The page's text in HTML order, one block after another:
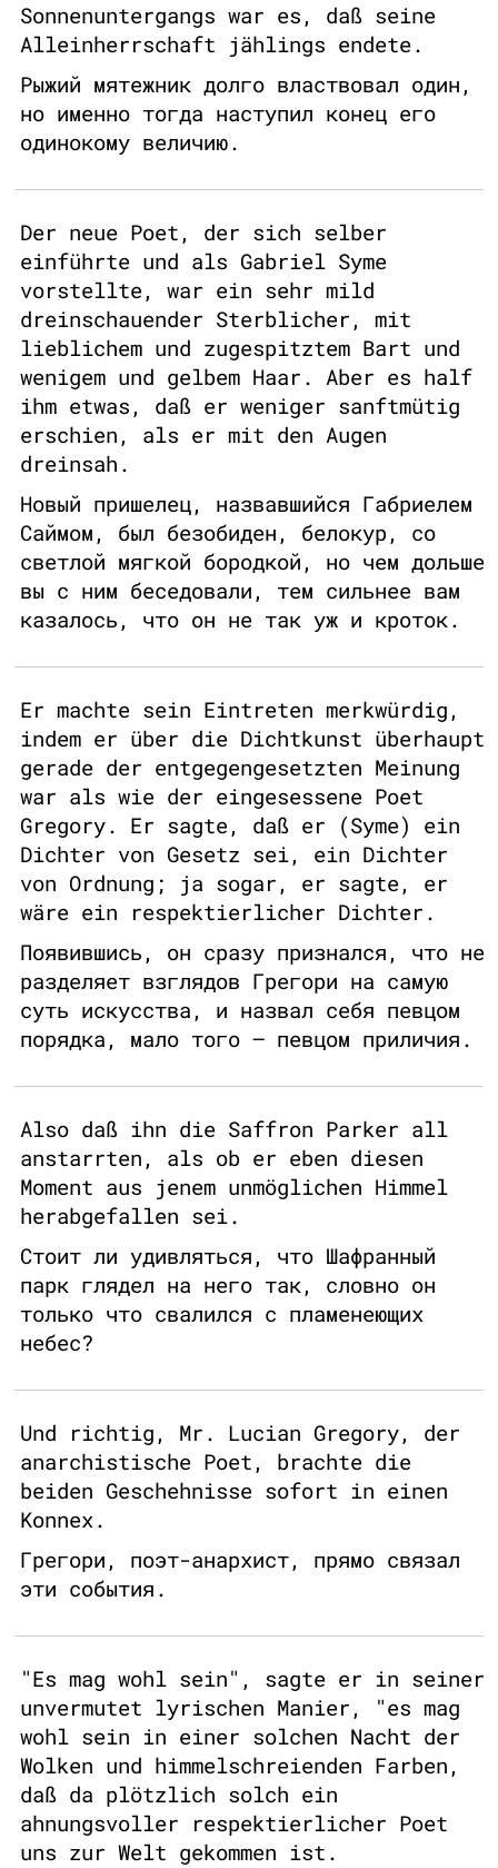
Sonnenuntergangs war es, daß seine
Alleinherrschaft jählings endete.
Рыжий мятежник долго властвовал один,
но именно тогда наступил конец его
одинокому величию.
Der neue Poet, der sich selber
einführte und als Gabriel Syme
vorstellte, war ein sehr mild
dreinschauender Sterblicher, mit
lieblichem und zugespitztem Bart und
wenigem und gelbem Haar. Aber es half
ihm etwas, daß er weniger sanftmütig
erschien, als er mit den Augen
dreinsah.
Новый пришелец, назвавшийся Габриелем
Саймом, был безобиден, белокур, со
светлой мягкой бородкой, но чем дольше
вы с ним беседовали, тем сильнее вам
казалось, что он не так уж и кроток.
Er machte sein Eintreten merkwürdig,
indem er über die Dichtkunst überhaupt
gerade der entgegengesetzten Meinung
war als wie der eingesessene Poet
Gregory. Er sagte, daß er (Syme) ein
Dichter von Gesetz sei, ein Dichter
von Ordnung; ja sogar, er sagte, er
wäre ein respektierlicher Dichter.
Появившись, он сразу признался, что не
разделяет взглядов Грегори на самую
суть искусства, и назвал себя певцом
порядка, мало того – певцом приличия.
Also daß ihn die Saffron Parker all
anstarrten, als ob er eben diesen
Moment aus jenem unmöglichen Himmel
herabgefallen sei.
Стоит ли удивляться, что Шафранный
парк глядел на него так, словно он
только что свалился с пламенеющих
небес?
Und richtig, Mr. Lucian Gregory, der
anarchistische Poet, brachte die
beiden Geschehnisse sofort in einen
Konnex.
Грегори, поэт-анархист, прямо связал
эти события.
"Es mag wohl sein", sagte er in seiner
unvermutet lyrischen Manier, "es mag
wohl sein in einer solchen Nacht der
Wolken und himmelschreienden Farben,
daß da plötzlich solch ein
ahnungsvoller respektierlicher Poet
uns zur Welt gekommen ist.